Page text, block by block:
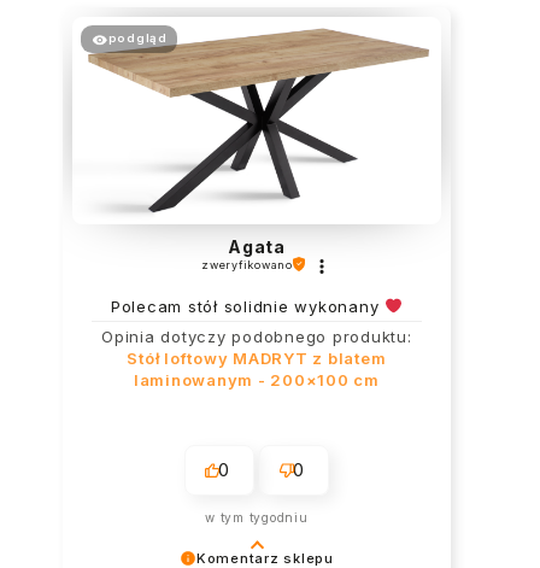
Komentarz sklepu
podgląd
Agata
zweryfikowano
Polecam stół solidnie wykonany
Opinia dotyczy podobnego produktu:
Stół loftowy MADRYT z blatem
laminowanym - 200×100 cm
0 0
w tym tygodniu